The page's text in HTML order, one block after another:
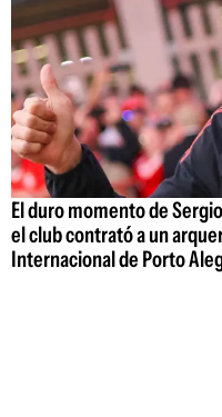
El duro momento de
el club contrató a un
Internacional de Porto